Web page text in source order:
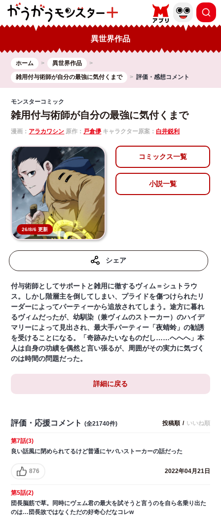
異世界作品
ホーム
異世界作品
雑用付与術師が自分の最強に気付くまで
評価・感想コメント
モンスターコミック
雑用付与術師が自分の最強に気付くまで
漫画： アラカワシン 原作： 戸倉儚 キャラクター原案：白井鋭利
26/8/6 更新
コミックス一覧
小説一覧
シェア
付与術師としてサポートと雑用に徹するヴィム＝シュトラウ
ス。しかし階層主を倒してしまい、プライドを傷つけられたリ
ーダーによってパーティーから追放されてしまう。途方に暮れ
るヴィムだったが、幼馴染（兼ヴィムのストーカー）のハイデ
マリーによって見出され、最大手パーティー「夜蜻蛉」の勧誘
を受けることになる。「奇跡みたいなものだし……へへへ」本
人は自身の功績を偶然と言い張るが、周囲がその実力に気づく
のは時間の問題だった。
詳細に戻る
評価・応援コメント (全21740件) 投稿順 / いいね順
第7話(3)
良い話風に閉められてるけど普通にヤバいストーカーの話だった
876 2022年04月21日
第5話(2)
団長脳筋で草。同時にヴェム君の最大を試そうと言うのを自ら名乗り出た
のは…団長故ではなくただの好奇心だなコレw